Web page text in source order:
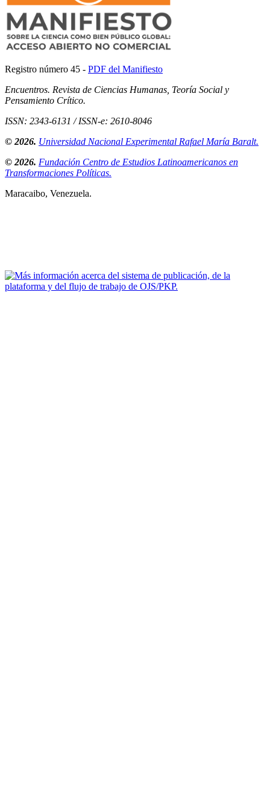
Registro número 45 - PDF del Manifiesto
Encuentros. Revista de Ciencias Humanas, Teoría Social y
Pensamiento Crítico.
ISSN: 2343-6131 / ISSN-e: 2610-8046
© 2026. Universidad Nacional Experimental Rafael María Baralt.
© 2026. Fundación Centro de Estudios Latinoamericanos en
Transformaciones Políticas.
Maracaibo, Venezuela.